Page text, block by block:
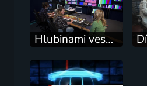
Hlubinami vesmíru s prof. Janem Paloušem, 1. díl - okolí Slunce